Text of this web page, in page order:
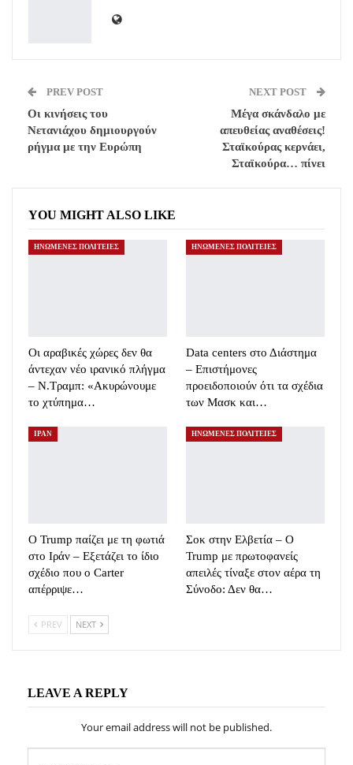
PREV POST
Οι κινήσεις του
Νετανιάχου δημιουργούν
ρήγμα με την Ευρώπη
NEXT POST
Μέγα σκάνδαλο με
απευθείας αναθέσεις!
Σταϊκούρας κερνάει,
Σταϊκούρα… πίνει
YOU MIGHT ALSO LIKE
ΗΝΩΜΕΝΕΣ ΠΟΛΙΤΕΙΕΣ
Οι αραβικές χώρες δεν θα
άντεχαν νέο ιρανικό πλήγμα
– Ν.Τραμπ: «Ακυρώνουμε
το χτύπημα…
ΗΝΩΜΕΝΕΣ ΠΟΛΙΤΕΙΕΣ
Data centers στο Διάστημα
– Επιστήμονες
προειδοποιούν ότι τα σχέδια
των Μασκ και…
ΙΡΑΝ
Ο Trump παίζει με τη φωτιά
στο Ιράν – Εξετάζει το ίδιο
σχέδιο που ο Carter
απέρριψε…
ΗΝΩΜΕΝΕΣ ΠΟΛΙΤΕΙΕΣ
Σοκ στην Ελβετία – Ο
Trump με πρωτοφανείς
απειλές τίναξε στον αέρα τη
Σύνοδο: Δεν θα…
PREV NEXT
LEAVE A REPLY
Your email address will not be published.